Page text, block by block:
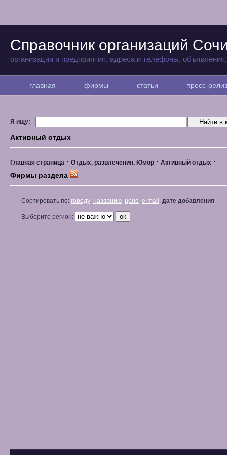
Справочник организаций
организации и предприятия, адреса и телефоны,
главная фирмы статьи пресс-
Я ищу:
Активный отдых
Главная страница Отдых, развлечения, Юмор Активный отдых
Фирмы раздела
Сортировать по: городу названию цене e-mail дате добавления
Выберите регион: